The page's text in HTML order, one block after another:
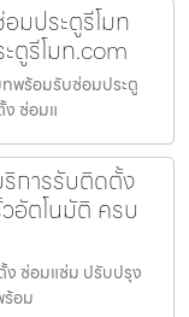
มประตูรีโมท
ตูรีโมท.com
พร้อมรับซ่อมประตู
ซ่อมแ
การรับติดตั้ง
อัตโนมัติ ครบ
ซ่อมแซ่ม ปรับปรุง
ร้อม